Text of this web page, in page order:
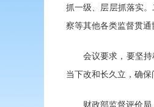
抓一级、层层抓落实
察等其他各类监督贯通
会议要求，要坚
当下改和长久立，确
财政部监督评价